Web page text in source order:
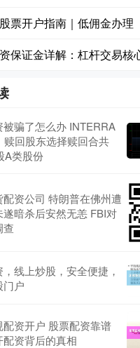
票开户指南｜低佣金办理
保证金详解：杠杆交易核
被骗了怎么办 INTERRA
赎回股东选择赎回合共
A类股份
配资公司 特朗普在佛州遭
遂暗杀后安然无恙 FBI对
查
线上炒股，安全便捷，
门户
配资开户 股票配资靠谱
资背后的真相